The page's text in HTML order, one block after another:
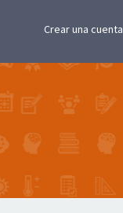
Crear una cuenta